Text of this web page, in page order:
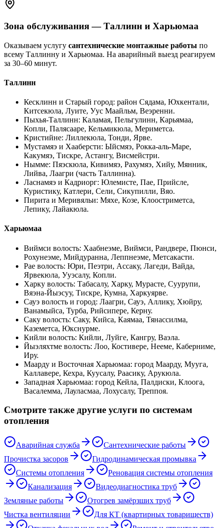
Зона обслуживания — Таллинн и Харьюмаа
Оказываем услугу сантехнические монтажные работы по
всему Таллинну и Харьюмаа. На аварийный выезд реагируем
за 30–60 минут.
Таллинн
Кесклинн и Старый город: район Сядама, Юхкентали,
Китсекюла, Луите, Уус Маайльм, Веэренни.
Пыхья-Таллинн: Каламая, Пельгулинн, Карьямаа,
Копли, Палясааре, Кельмикюла, Мериметса.
Кристийне: Лиллекюла, Тонди, Ярве.
Мустамяэ и Хааберсти: Ыйсмяэ, Рокка-аль-Маре,
Какумяэ, Тискре, Астангу, Висмейстри.
Нымме: Пяэскюла, Кивимяэ, Рахумяэ, Хийу, Мянник,
Лийва, Лаагри (часть Таллинна).
Ласнамяэ и Кадриорг: Юлемисте, Пае, Прийсле,
Куристику, Катлери, Сели, Сикупилли, Вяо.
Пирита и Меривяльи: Мяхе, Козе, Клоостриметса,
Лепику, Лайакюла.
Харьюмаа
Виймси волость: Хаабнеэме, Виймси, Рандвере, Пюнси,
Рохунеэме, Мийдуранна, Леппнеэме, Метсакасти.
Рае волость: Юри, Пеэтри, Ассаку, Лагеди, Вайда,
Ярвекюла, Ууэсалу, Копли.
Харку волость: Табасалу, Харку, Мурасте, Суурупи,
Вяэна-Йыэсуу, Тискре, Кумна, Харкуярве.
Сауэ волость и город: Лаагри, Сауэ, Аллику, Хюйру,
Ванамыйса, Турба, Рийсипере, Керну.
Саку волость: Саку, Кийса, Каямаа, Тянассилма,
Каземетса, Юкснурме.
Кийли волость: Кийли, Луйге, Кангру, Ваэла.
Йыэляхтме волость: Лоо, Костивере, Нееме, Каберниме,
Иру.
Маарду и Восточная Харьюмаа: город Маарду, Муугa,
Каллавере, Кехра, Куусалу, Раасику, Арукюла.
Западная Харьюмаа: город Кейла, Палдиски, Клоога,
Васалемма, Лауласмаа, Лохусалу, Треппоя.
Смотрите также другие услуги по системам
отопления
Аварийная служба
Сантехнические работы
Прочистка засоров
Гидродинамическая промывка
Системы отопления
Реновация системы отопления
Канализация
Видеодиагностика труб
Земляные работы
Отогрев замёрзших труб
Чистка вентиляции
Для КТ (квартирных товариществ)